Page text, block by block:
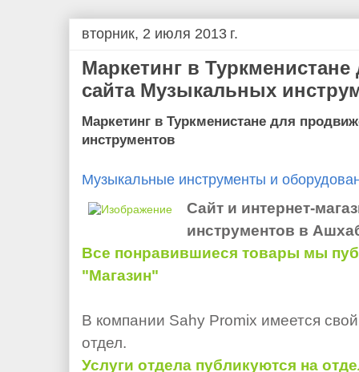
вторник, 2 июля 2013 г.
Маркетинг в
сайта Музыкальных
Маркетинг в Туркменистане для
инструментов
Музыкальные инструменты и
Сайт и интернет-
инструментов в
Все понравившиеся товары мы
"Магазин"
В компании Sahy Promix имеется
отдел.
Услуги отдела публикуются на